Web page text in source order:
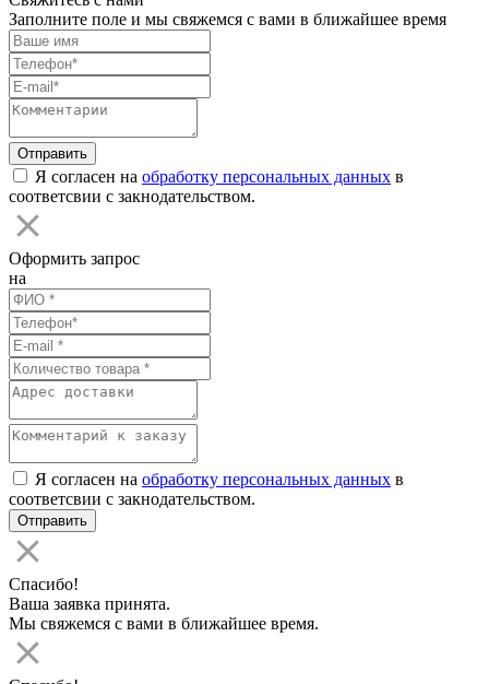
Заполните поле и мы свяжемся с вами в ближайшее время
Я согласен на обработку персональных данных в
соответсвии с закнодательством.
Оформить запрос
на
Я согласен на обработку персональных данных в
соответсвии с закнодательством.
Спасибо!
Ваша заявка принята.
Мы свяжемся с вами в ближайшее время.